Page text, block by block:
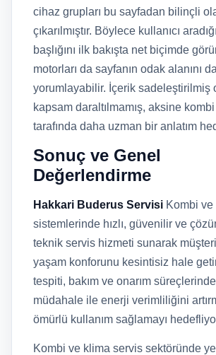
cihaz grupları bu sayfadan bilinçli
çıkarılmıştır. Böylece kullanıcı
başlığını ilk bakışta net biçimde
motorları da sayfanın odak alanını
yorumlayabilir. İçerik sadeleştirilmiş
kapsam daraltılmamış, aksine
tarafında daha uzman bir anlatım
Sonuç ve Genel
Değerlendirme
Hakkari Buderus Servisi Kombi ve
sistemlerinde hızlı, güvenilir ve
teknik servis hizmeti sunarak
yaşam konforunu kesintisiz hale
tespiti, bakım ve onarım
müdahale ile enerji verimliliğini
ömürlü kullanım sağlamayı
Kombi ve klima servis sektöründe